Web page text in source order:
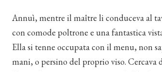
Annuì, mentre il maître li conduceva al
con comode poltrone e una fantastica
Ella si tenne occupata con il menu, non
mani, o persino del proprio viso.